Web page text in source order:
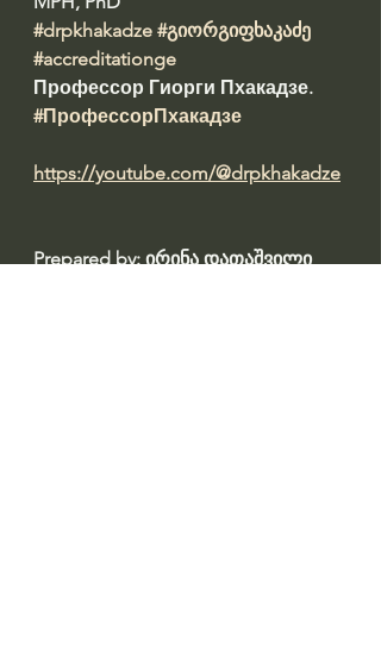
#drpkhakadze #გიორგიფხაკაძე
#accreditationge
Профессор Гиорги Пхакадзе.
#ПрофессорПхакадзе
https://youtube.com/@drpkhakadze
Prepared by: ირინა დათაშვილი